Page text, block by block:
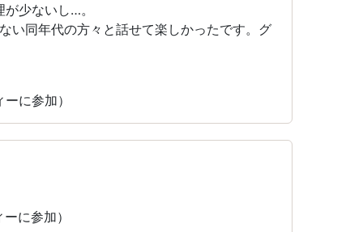
少ないし…。
い同年代の方々と話せて楽しかったです。グ
に参加）
に参加）